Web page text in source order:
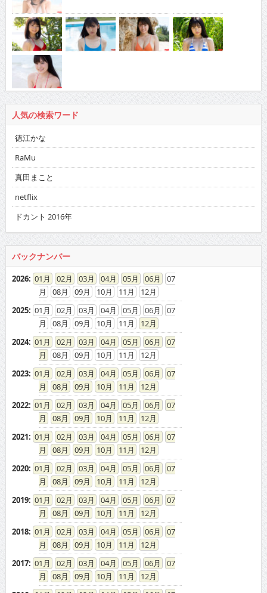
人気の検索ワード
徳江かな
RaMu
真田まこと
netflix
ドカント 2016年
バックナンバー
2026: 01 02 03 04 05 06
07
08
09 10 11
12
2025: 01 02 03 04 05 06
07
08
09 10 11
12
2024: 01 02 03 04 05 06
07
08
09 10 11
12
2023: 01 02 03 04 05 06
07
08
09 10 11
12
2022: 01 02 03 04 05 06
07
08
09 10 11
12
2021: 01 02 03 04 05 06
07
08
09 10 11
12
2020: 01 02 03 04 05 06
07
08
09 10 11
12
2019: 01 02 03 04 05 06
07
08
09 10 11
12
2018: 01 02 03 04 05 06
07
08
09 10 11
12
2017: 01 02 03 04 05 06
07
08
09 10 11
12